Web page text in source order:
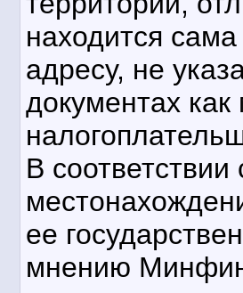
находится
адресу, не
документах
В
ее
мнению